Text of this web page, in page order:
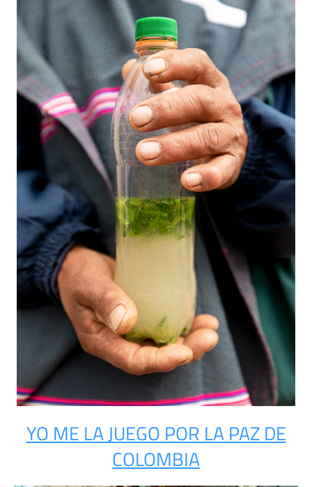
YO ME LA JUEGO POR LA PAZ DE
COLOMBIA